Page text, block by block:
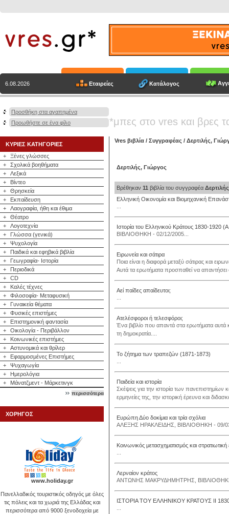
6.08.2026 Εταιρείες Κατάλογος
Προσθήκη στα αγαπημένα
Προωθήστε σε ένα φίλο
*μπες στο vres και βρες
ΚΥΡΙΕΣ ΚΑΤΗΓΟΡΙΕΣ
+
Ξένες γλώσσες
+
Σχολικά βοηθήματα
+
Λεξικά
+
Βίντεο
+
Θρησκεία
+
Εκπαίδευση
+
Λαογραφία, ήθη και έθιμα
+
Θέατρο
+
Λογοτεχνία
+
Γλώσσα (γενικά)
+
Ψυχολογία
+
Παιδικά και εφηβικά βιβλία
+
Γεωγραφία- Ιστορία
+
Περιοδικά
+
CD
+
Καλές τέχνες
+
Φιλοσοφία- Μεταφυσική
+
Γυναικεία θέματα
+
Φυσικές επιστήμες
+
Επιστημονική φαντασία
+
Οικολογία - Περιβάλλον
+
Κοινωνικές επιστήμες
+
Αστυνομικά και θρίλερ
+
Εφαρμοσμένες Επιστήμες
+
Ψυχαγωγία
+
Ημερολόγια
+
Μάνατζμεντ - Μάρκετινγκ
περισσότερα
ΧΟΡΗΓΟΣ
www.holiday.gr
Πανελλαδικός τουριστικός οδηγός με όλες
τις πόλεις και τα χωριά της Ελλάδας και
περισσότερα από 9000 ξενοδοχεία με
Vres βιβλία / Συγγραφέας / Δερτιλής,
Δερτιλής, Γιώργος
Βρέθηκαν 11 βιβλία του συγγραφέα
Ελληνική Οικονομία και Βιομηχανική
Ιστορία του Ελληνικού Κράτους 1830-1920 (Α
ΒΙΒΛΙΟΘΗΚΗ - 02/12/2005...
Ειρωνεία και σάτιρα
Ποια είναι η διαφορά μεταξύ σάτιρας και
Αυτά τα ερωτήματα προσπαθεί να απαντήσει
Αεί παίδες απαίδευτοι;
Ατελέσφοροι ή τελεσφόροι;
Ένα βιβλίο που απαντά στα ερωτήματα αυτά
τη δημοκρατία....
Το ζήτημα των τραπεζών (1871-1873)
Παιδεία και ιστορία
Σκέψεις για την ιστορία των πανεπιστημίων
ερμηνείες της, την ιστορική έρευνα και
Ευρώπη Δύο δοκίμια και τρία σχόλια
ΑΛΕΞΗΣ ΗΡΑΚΛΕΙΔΗΣ, ΒΙΒΛΙΟΘΗΚΗ - 09/
Κοινωνικός μετασχηματισμός και
Λερναίον κράτος
ΑΝΤΩΝΗΣ ΜΑΚΡΥΔΗΜΗΤΡΗΣ,
ΙΣΤΟΡΙΑ ΤΟΥ ΕΛΛΗΝΙΚΟΥ ΚΡΑΤΟΥΣ ΙΙ